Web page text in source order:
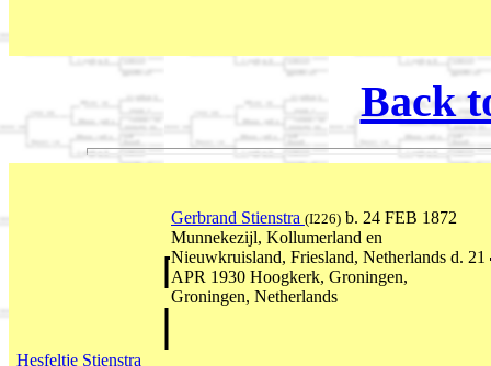
Back
Gerbrand Stienstra (I226) b. 24 FEB 1872
Munnekezijl, Kollumerland en
Nieuwkruisland, Friesland, Netherlands d. 21
APR 1930 Hoogkerk, Groningen,
Groningen, Netherlands
Hesfeltje Stienstra